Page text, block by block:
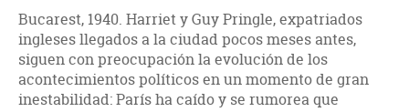
Bucarest, 1940. Harriet y Guy Pringle, expatriados
ingleses llegados a la ciudad pocos meses antes,
siguen con preocupación la evolución de los
acontecimientos políticos en un momento de gran
inestabilidad: París ha caído y se rumorea que